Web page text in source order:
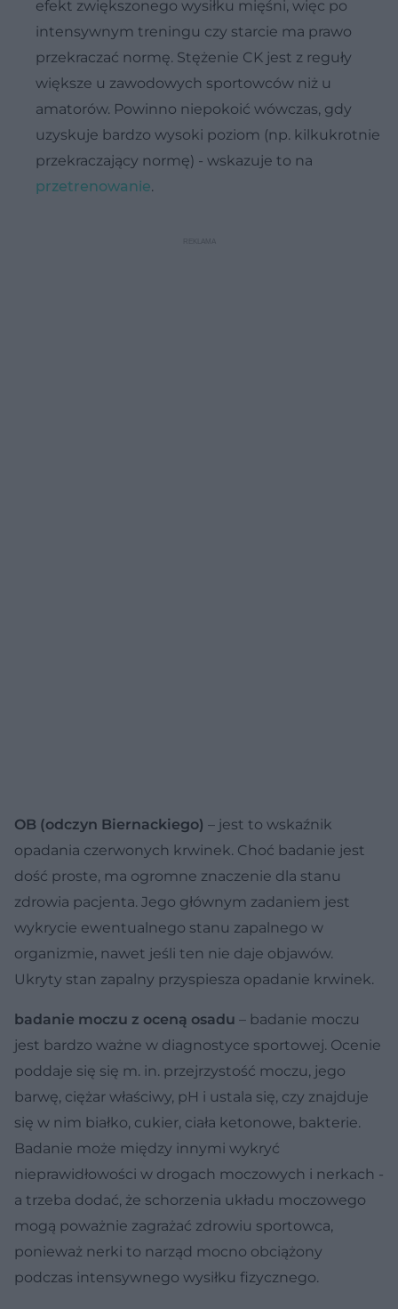
efekt zwiększonego wysiłku mięśni, więc po
intensywnym treningu czy starcie ma prawo
przekraczać normę. Stężenie CK jest z reguły
większe u zawodowych sportowców niż u
amatorów. Powinno niepokoić wówczas, gdy
uzyskuje bardzo wysoki poziom (np. kilkukrotnie
przekraczający normę) - wskazuje to na
przetrenowanie.
OB (odczyn Biernackiego) – jest to wskaźnik
opadania czerwonych krwinek. Choć badanie jest
dość proste, ma ogromne znaczenie dla stanu
zdrowia pacjenta. Jego głównym zadaniem jest
wykrycie ewentualnego stanu zapalnego w
organizmie, nawet jeśli ten nie daje objawów.
Ukryty stan zapalny przyspiesza opadanie krwinek.
badanie moczu z oceną osadu – badanie moczu
jest bardzo ważne w diagnostyce sportowej. Ocenie
poddaje się się m. in. przejrzystość moczu, jego
barwę, ciężar właściwy, pH i ustala się, czy znajduje
się w nim białko, cukier, ciała ketonowe, bakterie.
Badanie może między innymi wykryć
nieprawidłowości w drogach moczowych i nerkach -
a trzeba dodać, że schorzenia układu moczowego
mogą poważnie zagrażać zdrowiu sportowca,
ponieważ nerki to narząd mocno obciążony
podczas intensywnego wysiłku fizycznego.